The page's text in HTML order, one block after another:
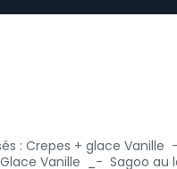
: Crepes + glace Vanille -
Vanille _- Sagoo au